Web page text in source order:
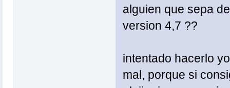
alguien que sepa
version 4,7 ??
intentado hacerlo
mal, porque si